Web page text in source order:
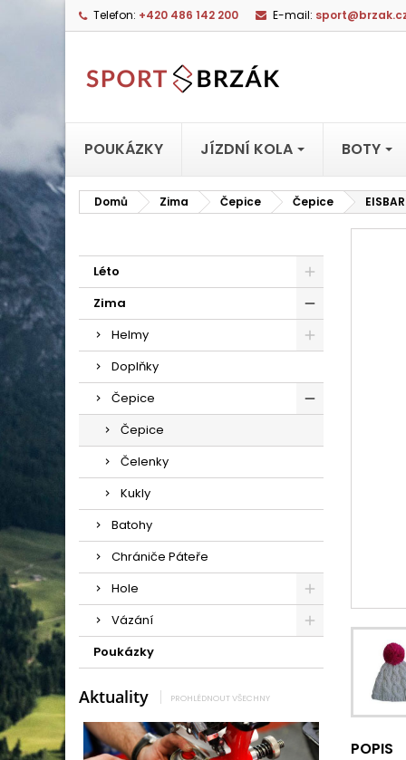
Telefon: +420 486 142 200 E-mail:
POUKÁZKY JÍZDNÍ KOLA BOTY
Domů Zima Čepice Čepice
Léto
Zima
Helmy
Doplňky
Čepice
Čepice
Čelenky
Kukly
Batohy
Chrániče Páteře
Hole
Vázání
Poukázky
Aktuality PROHLÉDNOUT VŠECHNY
POPIS